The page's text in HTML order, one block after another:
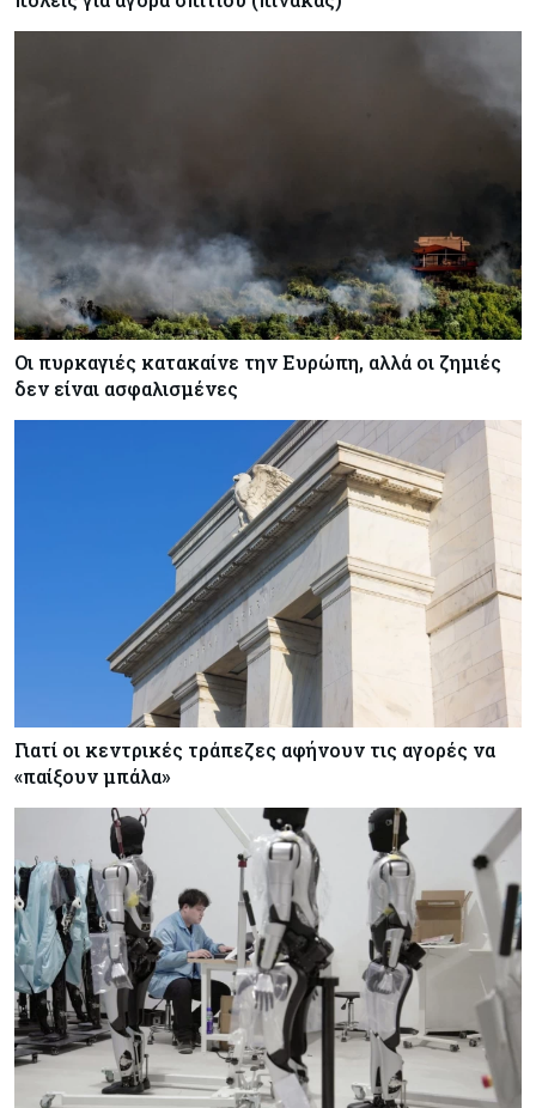
Οι πυρκαγιές κατακαίνε την Ευρώπη, αλλά οι ζημιές
δεν είναι ασφαλισμένες
Γιατί οι κεντρικές τράπεζες αφήνουν τις αγορές να
«παίξουν μπάλα»